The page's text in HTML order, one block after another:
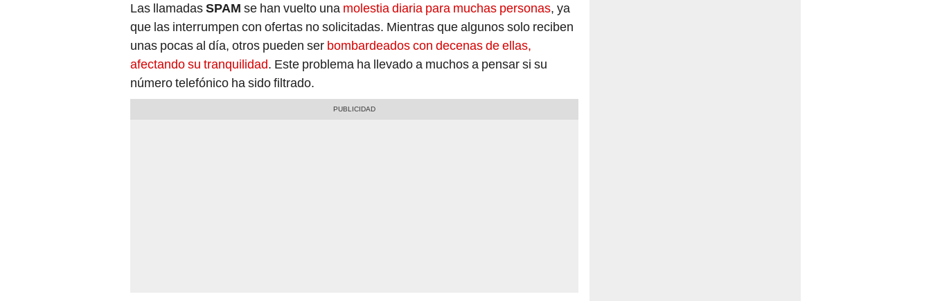
Las llamadasSPAM se han vuelto una molestia diaria para muchas personas, ya
que las interrumpen con ofertas no solicitadas. Mientras que algunos solo reciben
unas pocas al día, otros pueden ser bombardeados con decenas de ellas,
afectando su tranquilidad. Este problema ha llevado a muchos a pensar si su
número telefónico ha sido filtrado.